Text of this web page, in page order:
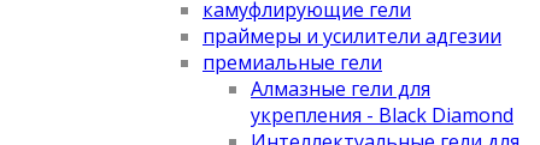
камуфлирующие гели
праймеры и усилители адгезии
премиальные гели
Алмазные гели для
укрепления - Black Diamond